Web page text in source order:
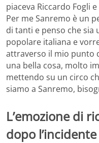
piaceva Riccardo Fogli
Per me Sanremo è un
di tanti e penso che sia
popolare italiana e
attraverso il mio punto
una bella cosa, molto
mettendo su un circo
siamo a Sanremo,
L’emozione di
dopo l’incidente